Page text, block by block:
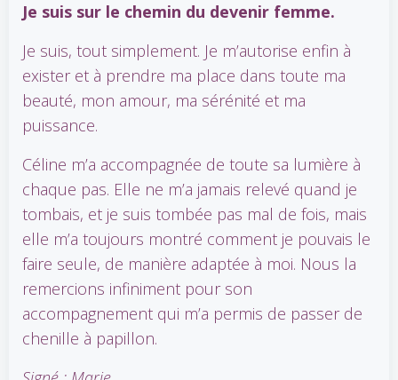
Je suis sur le chemin du devenir femme.
Je suis, tout simplement. Je m’autorise enfin à
exister et à prendre ma place dans toute ma
beauté, mon amour, ma sérénité et ma
puissance.
Céline m’a accompagnée de toute sa lumière à
chaque pas. Elle ne m’a jamais relevé quand je
tombais, et je suis tombée pas mal de fois, mais
elle m’a toujours montré comment je pouvais le
faire seule, de manière adaptée à moi. Nous la
remercions infiniment pour son
accompagnement qui m’a permis de passer de
chenille à papillon.